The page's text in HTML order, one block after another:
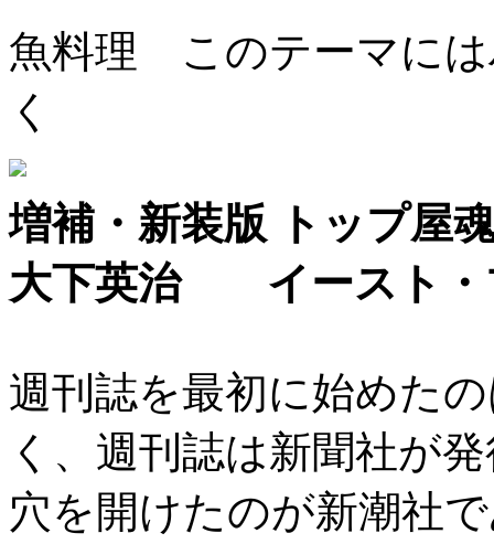
魚料理 このテーマには
く
増補・新装版 トップ屋
大下英治 イースト・
週刊誌を最初に始めた
く、週刊誌は新聞社が
穴を開けたのが新潮社